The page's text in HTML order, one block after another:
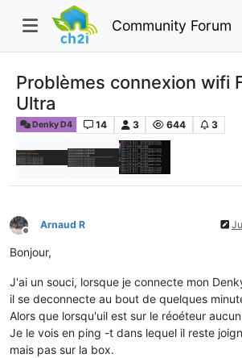
Community Forum
Problèmes connexion wifi
Ultra
Denky D4 14 3 644 3
Offline
Arnaud R
Bonjour,
J'ai un souci, lorsque je connecte mon
il se deconnecte au bout de quelques
Alors que lorsqu'uil est sur le réoéteur
Je le vois en ping -t dans lequel il reste
mais pas sur la box.